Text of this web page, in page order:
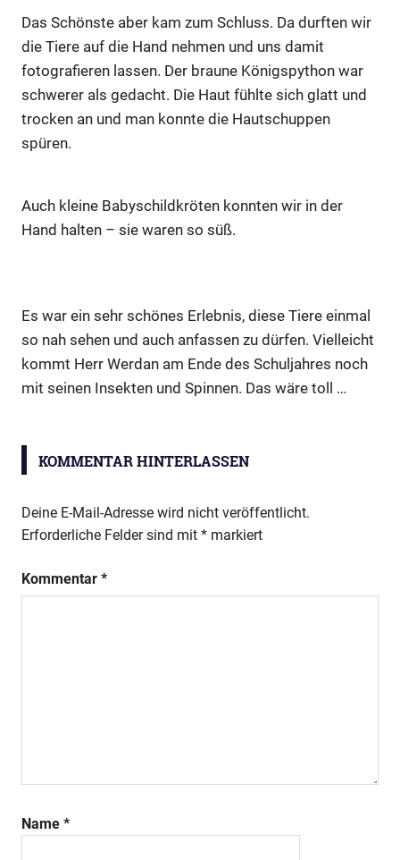
Das Schönste aber kam zum Schluss. Da durften wir
die Tiere auf die Hand nehmen und uns damit
fotografieren lassen. Der braune Königspython war
schwerer als gedacht. Die Haut fühlte sich glatt und
trocken an und man konnte die Hautschuppen
spüren.
Auch kleine Babyschildkröten konnten wir in der
Hand halten – sie waren so süß.
Es war ein sehr schönes Erlebnis, diese Tiere einmal
so nah sehen und auch anfassen zu dürfen. Vielleicht
kommt Herr Werdan am Ende des Schuljahres noch
mit seinen Insekten und Spinnen. Das wäre toll …
KOMMENTAR HINTERLASSEN
Deine E-Mail-Adresse wird nicht veröffentlicht.
Erforderliche Felder sind mit * markiert
Kommentar *
Name *